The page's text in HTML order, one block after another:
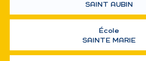
SAINT AUBIN
École
SAINTE MARIE